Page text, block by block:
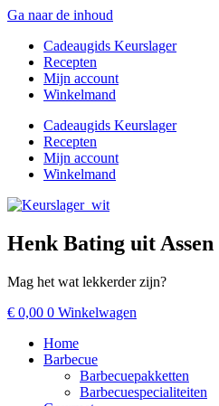
Ga naar de inhoud
Cadeaugids Keurslager
Recepten
Mijn account
Winkelmand
Cadeaugids Keurslager
Recepten
Mijn account
Winkelmand
Henk Bating uit Assen
Mag het wat lekkerder zijn?
€ 0,00 0 Winkelwagen
Home
Barbecue
Barbecuepakketten
Barbecuespecialiteiten